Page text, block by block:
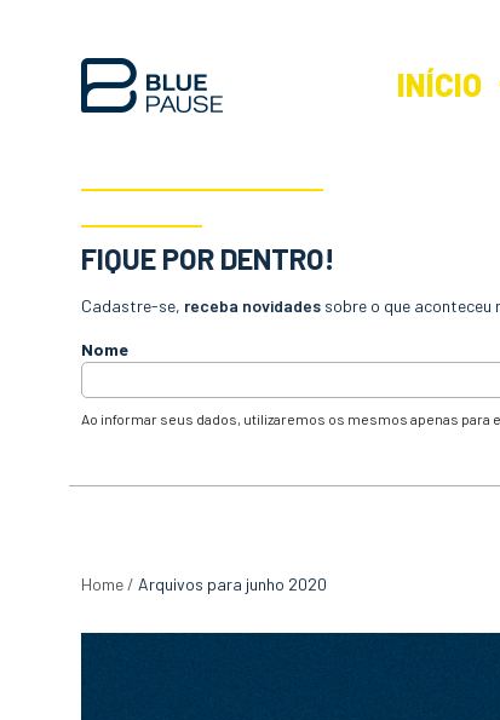
INÍCIO
FIQUE POR DENTRO!
Cadastre-se, receba novidades sobre o que aconteceu
Nome
Ao informar seus dados, utilizaremos os mesmos apenas
Home / Arquivos para junho 2020